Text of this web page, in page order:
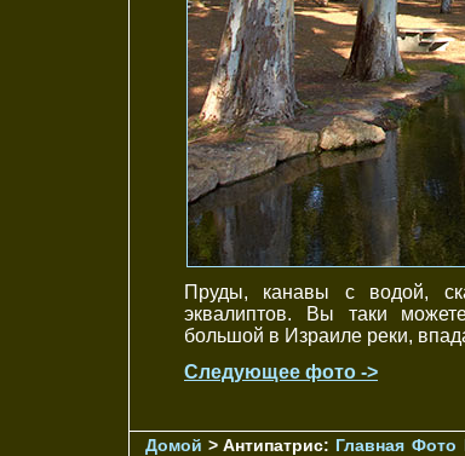
Пруды, канавы с водой,
эквалиптов. Вы таки
большой в Израиле реки,
Следующее фото ->
Домой > Антипатрис: Главная Фото